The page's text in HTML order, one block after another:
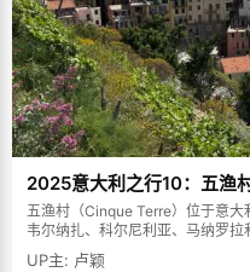
2025意大利之行10：五渔
五渔村（Cinque Terre）位于意大
韦尔纳扎、科尔尼利亚、马纳罗
山傍海，房屋色彩斑斓，1997年被
UP主: 卢颖